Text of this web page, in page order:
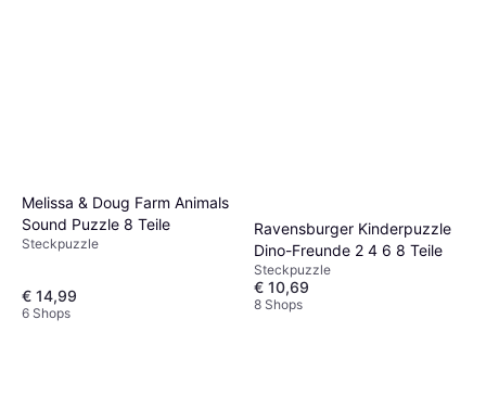
Melissa & Doug Farm Animals
Sound Puzzle 8 Teile
Steckpuzzle
€ 14,99
6 Shops
Ravensburger Kinderpuzzle
Dino-Freunde 2 4 6 8 Teile
Steckpuzzle
€ 10,69
8 Shops